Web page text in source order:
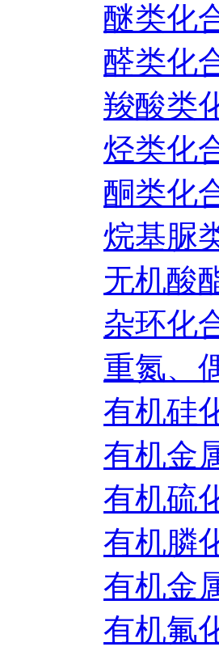
醚类化
醛类化
羧酸类
烃类化
酮类化
烷基脲
无机酸
杂环化
重氮、
有机硅
有机金
有机硫
有机膦
有机金
有机氟